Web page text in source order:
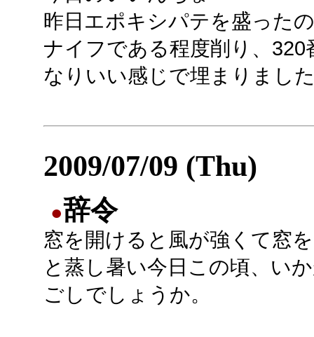
昨日エポキシパテを盛った
ナイフである程度削り、
なりいい感じで埋まりまし
2009/07/09 (Thu)
●辞令
窓を開けると風が強くて窓
と蒸し暑い今日この頃、い
ごしでしょうか。